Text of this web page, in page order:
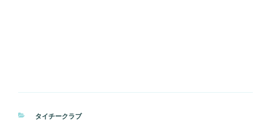
カ
タイチークラブ